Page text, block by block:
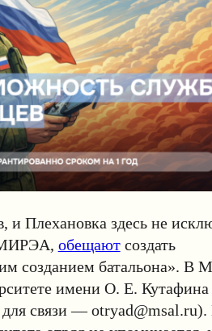
и Плехановка здесь не
МИРЭА, обещаютсоздать
созданием батальона». В
имени О. Е.
связи —otryad@msal.ru).